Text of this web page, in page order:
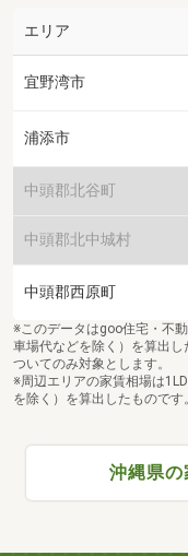
エリア
宜野湾市
浦添市
中頭郡北谷町
中頭郡北中城村
中頭郡西原町
※このデータはgoo住宅・不
車場代などを除く）を算出
ついてのみ対象とします。
※周辺エリアの家賃相場は
を除く）を算出したものです。
沖縄県の